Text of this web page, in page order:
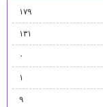
۱۷۹
۱۳۱